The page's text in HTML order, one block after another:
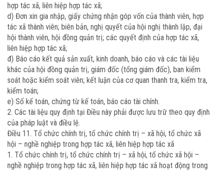
hợp tác xã, liên hiệp hợp tác xã;
d) Đơn xin gia nhập, giấy chứng nhận góp vốn của thành viên, hợp
tác xã thành viên; biên bản, nghị quyết của hội nghị thành lập, đại
hội thành viên, hội đồng quản trị; các quyết định của hợp tác xã,
liên hiệp hợp tác xã;
đ) Báo cáo kết quả sản xuất, kinh doanh, báo cáo và các tài liệu
khác của hội đồng quản trị, giám đốc (tổng giám đốc), ban kiểm
soát hoặc kiểm soát viên; kết luận của cơ quan thanh tra, kiểm tra,
kiểm toán;
e) Sổ kế toán, chứng từ kế toán, báo cáo tài chính.
2. Các tài liệu quy định tại Điều này phải được lưu trữ theo quy định
của pháp luật và điều lệ.
Điều 11. Tổ chức chính trị, tổ chức chính trị – xã hội, tổ chức xã
hội – nghề nghiệp trong hợp tác xã, liên hiệp hợp tác xã
1. Tổ chức chính trị, tổ chức chính trị – xã hội, tổ chức xã hội –
nghề nghiệp trong hợp tác xã, liên hiệp hợp tác xã hoạt động trong